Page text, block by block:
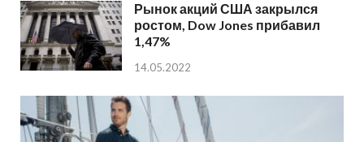
Рынок акций США закрылся
ростом, Dow Jones прибавил
1,47%
14.05.2022